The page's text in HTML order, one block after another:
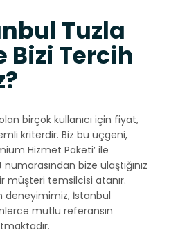
Tuzla
Bizi Tercih
birçok kullanıcı için fiyat,
kriterdir. Biz bu üçgeni,
Hizmet Paketi’ ile
numarasından bize ulaştığınız
müşteri temsilcisi atanır.
deneyimimiz, İstanbul
mutlu referansın